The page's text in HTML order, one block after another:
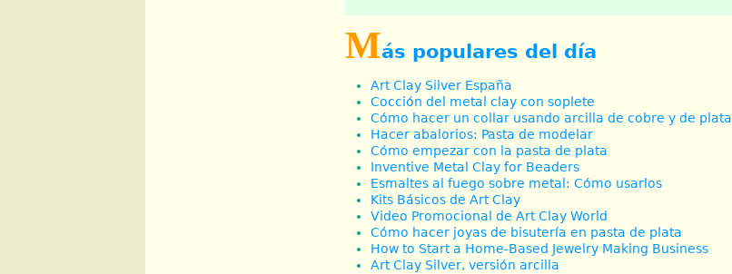
Más populares del día
Art Clay Silver España
Cocción del metal clay con soplete
Cómo hacer un collar usando arcilla de cobre y de plata
Hacer abalorios: Pasta de modelar
Cómo empezar con la pasta de plata
Inventive Metal Clay for Beaders
Esmaltes al fuego sobre metal: Cómo usarlos
Kits Básicos de Art Clay
Video Promocional de Art Clay World
Cómo hacer joyas de bisutería en pasta de plata
How to Start a Home-Based Jewelry Making Business
Art Clay Silver, versión arcilla